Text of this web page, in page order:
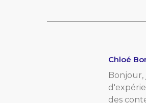
Chloé
Bonjour,
des